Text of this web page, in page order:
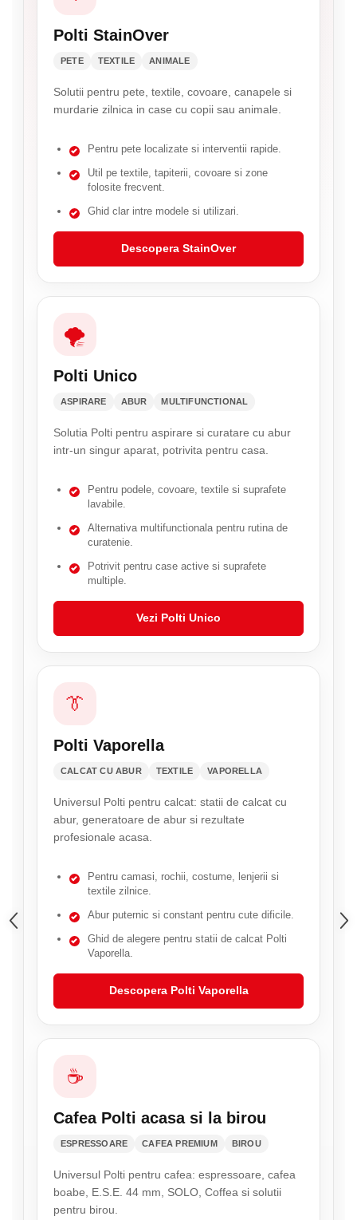
Polti StainOver
PETE TEXTILE ANIMALE
Solutii pentru pete, textile, covoare, canapele si
murdarie zilnica in case cu copii sau animale.
Pentru pete localizate si interventii rapide.
Util pe textile, tapiterii, covoare si zone
folosite frecvent.
Ghid clar intre modele si utilizari.
Descopera StainOver
🌪
Polti Unico
ASPIRARE ABUR MULTIFUNCTIONAL
Solutia Polti pentru aspirare si curatare cu abur
intr-un singur aparat, potrivita pentru casa.
Pentru podele, covoare, textile si suprafete
lavabile.
Alternativa multifunctionala pentru rutina de
curatenie.
Potrivit pentru case active si suprafete
multiple.
Vezi Polti Unico
👔
Polti Vaporella
CALCAT CU ABUR TEXTILE VAPORELLA
Universul Polti pentru calcat: statii de calcat cu
abur, generatoare de abur si rezultate
profesionale acasa.
Pentru camasi, rochii, costume, lenjerii si
textile zilnice.
Abur puternic si constant pentru cute dificile.
Ghid de alegere pentru statii de calcat Polti
Vaporella.
Descopera Polti Vaporella
☕
Cafea Polti acasa si la birou
ESPRESSOARE CAFEA PREMIUM BIROU
Universul Polti pentru cafea: espressoare, cafea
boabe, E.S.E. 44 mm, SOLO, Coffea si solutii
pentru birou.